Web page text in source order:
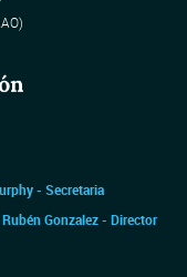
- Secretaria
Gonzalez - Director